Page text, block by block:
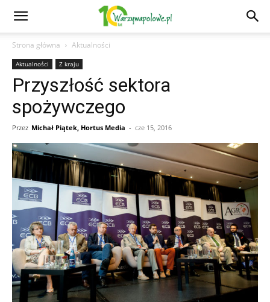
Strona główna Aktualności
Aktualności Z kraju
Przyszłość sektora
spożywczego
Przez Michał Piątek, Hortus Media - cze 15, 2016